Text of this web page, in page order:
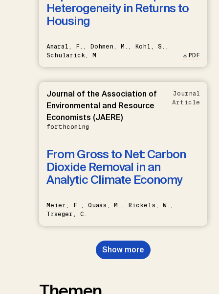
Heterogeneity in Returns to
Housing
Amaral, F., Dohmen, M., Kohl, S.,
Schularick, M.
PDF
Journal of the Association of
Environmental and Resource
Economists (JAERE)
forthcoming
Journal
Article
From Gross to Net: Carbon
Dioxide Removal in an
Analytic Climate Economy
Meier, F., Quaas, M., Rickels, W.,
Traeger, C.
Show more